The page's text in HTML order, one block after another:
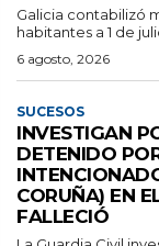
Galicia contabilizó
habitantes a 1 de
6 agosto, 2026
SUCESOS
INVESTIGAN
DETENIDO
CORUÑA) EN
FALLECIÓ